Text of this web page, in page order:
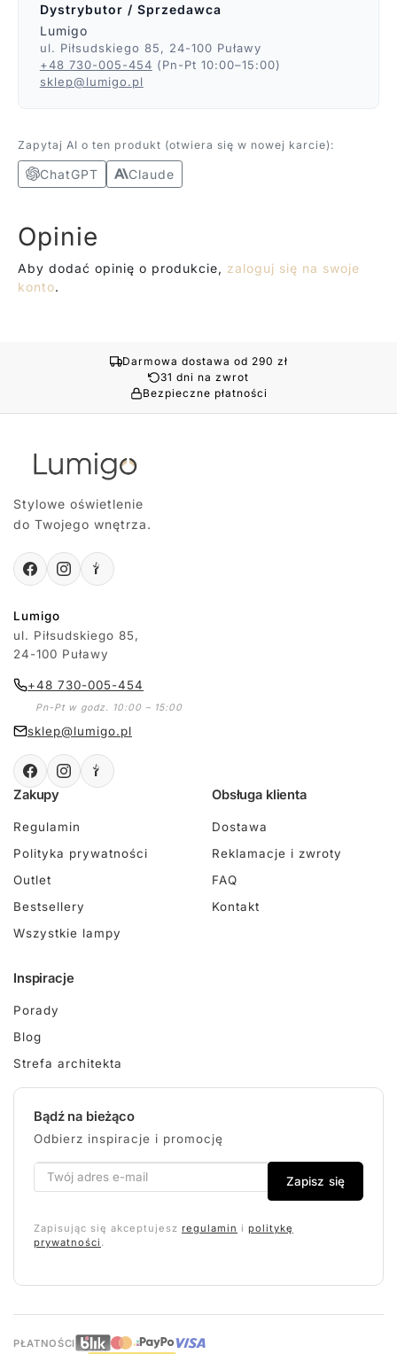
Dystrybutor / Sprzedawca
Lumigo
ul. Piłsudskiego 85, 24-100 Puławy
+48 730-005-454 (Pn-Pt 10:00–15:00)
sklep@lumigo.pl
Zapytaj AI o ten produkt (otwiera się w nowej karcie):
ChatGPT Claude
Opinie
Aby dodać opinię o produkcie, zaloguj się na swoje
konto.
Darmowa dostawa od 290 zł
31 dni na zwrot
Bezpieczne płatności
Stylowe oświetlenie
do Twojego wnętrza.
Lumigo
ul. Piłsudskiego 85,
24-100 Puławy
+48 730-005-454
Pn-Pt w godz. 10:00 – 15:00
sklep@lumigo.pl
Zakupy
Regulamin
Polityka prywatności
Outlet
Bestsellery
Wszystkie lampy
Obsługa klienta
Dostawa
Reklamacje i zwroty
FAQ
Kontakt
Inspiracje
Porady
Blog
Strefa architekta
Bądź na bieżąco
Odbierz inspiracje i promocję
Zapisz się
Zapisując się akceptujesz regulamin i politykę
prywatności .
PŁATNOŚCI